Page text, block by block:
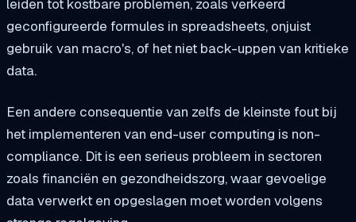
leiden tot kostbare problemen, zoals verkeerd
geconfigureerde formules in spreadsheets, onjuist
gebruik van macro's, of het niet back-uppen van kritieke
data.
Een andere consequentie van zelfs de kleinste fout bij
het implementeren van end-user computing is non-
compliance. Dit is een serieus probleem in sectoren
zoals financiën en gezondheidszorg, waar gevoelige
data verwerkt en opgeslagen moet worden volgens